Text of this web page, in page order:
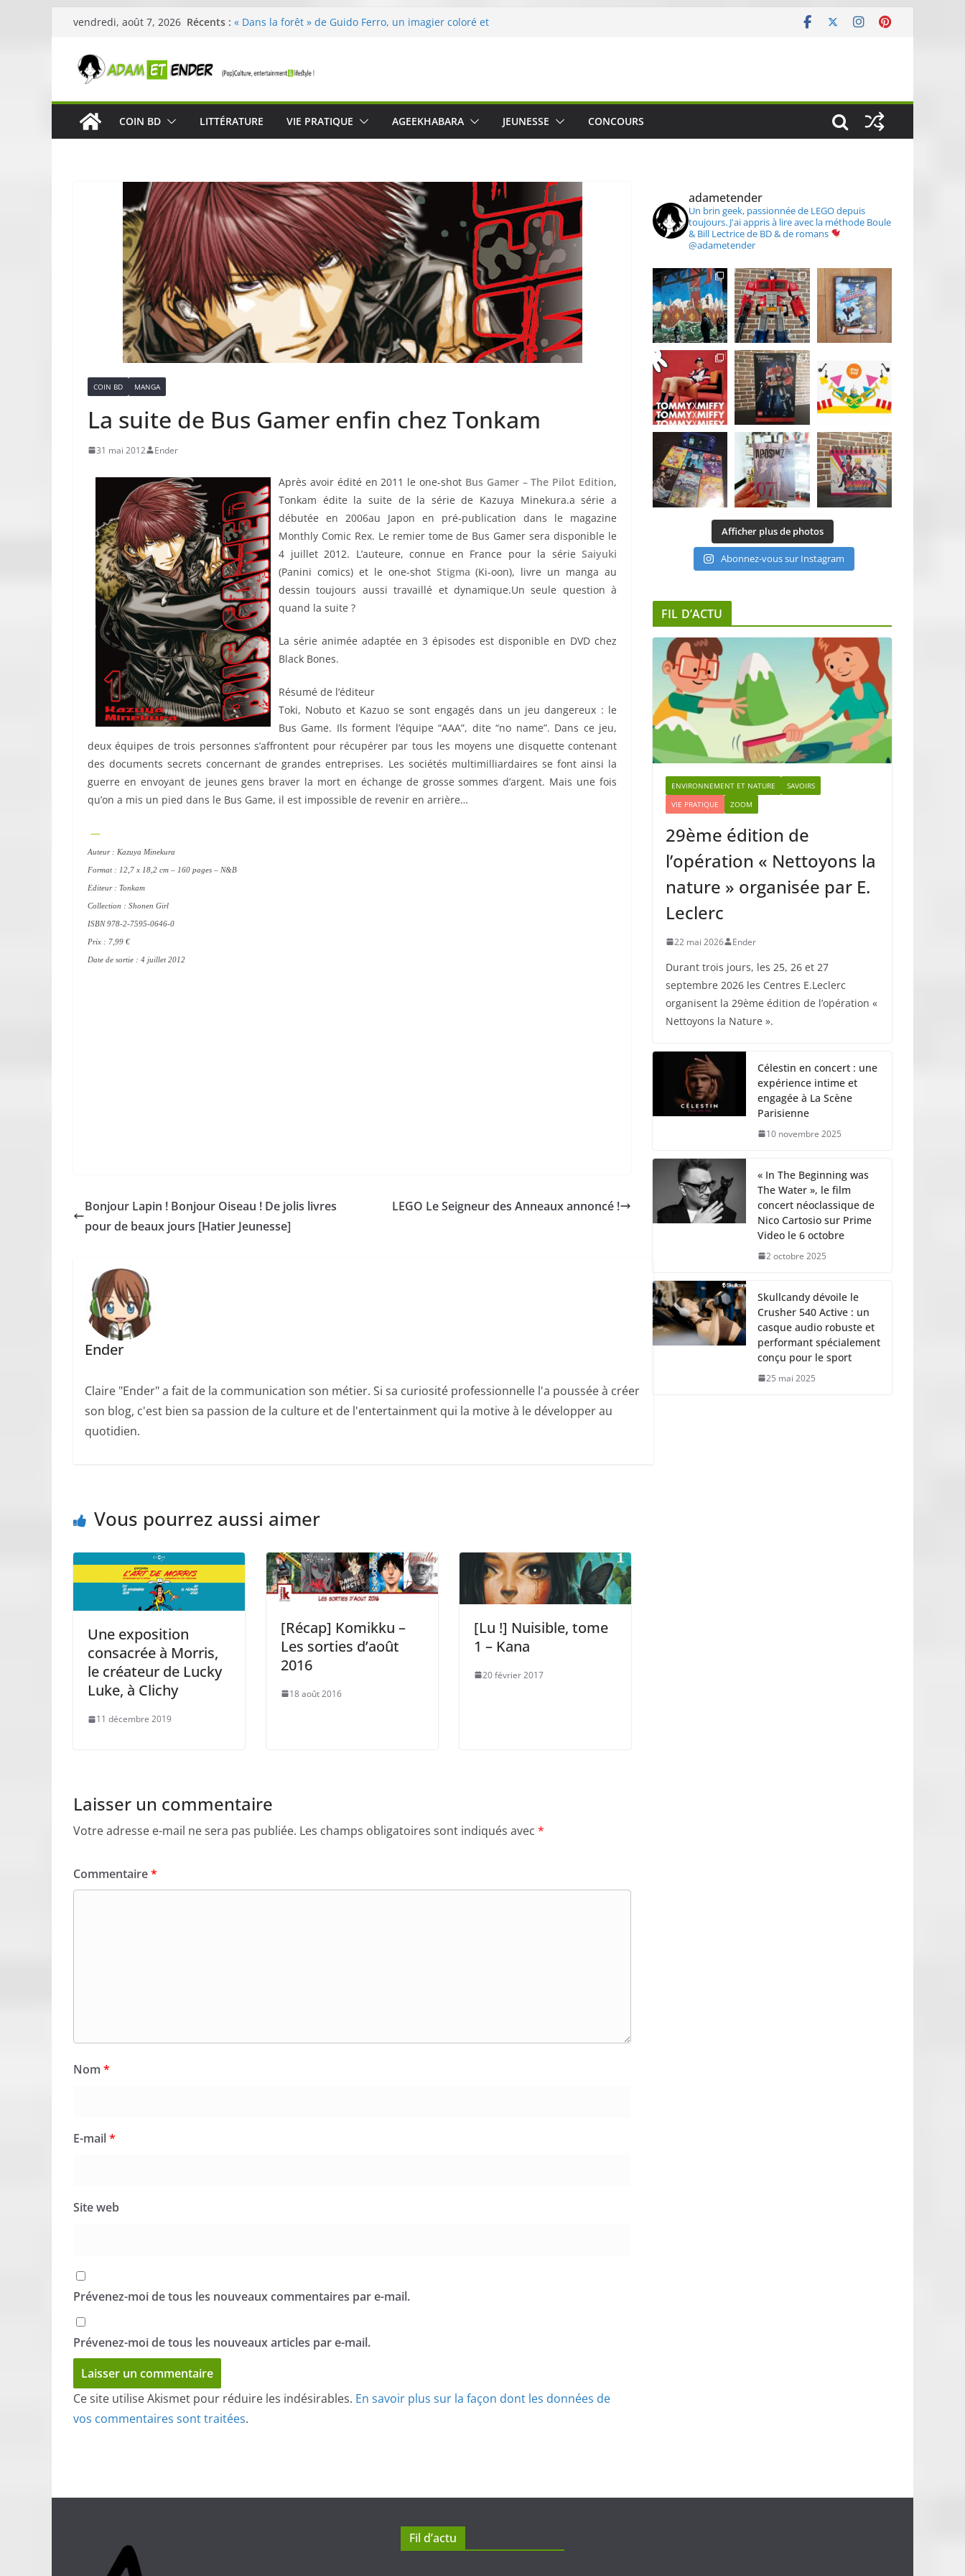
Passer
contenu
vendredi, août 7, 2026 Récents : « Dans la forêt » de Guido Ferro, un imagier coloré et
Célestin en concert : une expérience intime et engagée à
« In The Beginning was The Water », le film concert
néoclassique de Nico Cartosio sur Prime Video le 6 octobre
Skullcandy dévoile le Crusher 540 Active : un casque audio
COIN BD LITTÉRATURE VIE PRATIQUE AGEEKHABARA JEUNESSE CONCOURS
COIN BD MANGA
La suite de Bus Gamer enfin chez Tonkam
31 mai 2012 Ender
Après avoir édité en 2011 le one-shot Bus Gamer – The Pilot Edition,
Tonkam édite la suite de la série de Kazuya Minekura.a série a
débutée en 2006au Japon en pré-publication dans le magazine
Monthly Comic Rex. Le remier tome de Bus Gamer sera disponible le
4 juillet 2012. L’auteure, connue en France pour la série Saiyuki
(Panini comics) et le one-shot Stigma (Ki-oon), livre un manga au
dessin toujours aussi travaillé et dynamique.Un seule question à
quand la suite ?
La série animée adaptée en 3 épisodes est disponible en DVD chez
Black Bones.
Résumé de l’éditeur
Toki, Nobuto et Kazuo se sont engagés dans un jeu dangereux : le
Bus Game. Ils forment l’équipe “AAA”, dite “no name”. Dans ce jeu,
deux équipes de trois personnes s’affrontent pour récupérer par tous les moyens une disquette contenant
des documents secrets concernant de grandes entreprises. Les sociétés multimilliardaires se font ainsi la
guerre en envoyant de jeunes gens braver la mort en échange de grosse sommes d’argent. Mais une fois
qu’on a mis un pied dans le Bus Game, il est impossible de revenir en arrière…
—
Auteur : Kazuya Minekura
Format : 12,7 x 18,2 cm – 160 pages – N&B
Editeur : Tonkam
Collection : Shonen Girl
ISBN 978-2-7595-0646-0
Prix : 7,99 €
Date de sortie : 4 juillet 2012
Bonjour Lapin ! Bonjour Oiseau ! De jolis livres
pour de beaux jours [Hatier Jeunesse]
LEGO Le Seigneur des Anneaux annoncé !
Ender
Claire "Ender" a fait de la communication son métier. Si sa curiosité professionnelle l'a poussée à créer
son blog, c'est bien sa passion de la culture et de l'entertainment qui la motive à le développer au
quotidien.
Vous pourrez aussi aimer
Une exposition
consacrée à Morris,
le créateur de Lucky
Luke, à Clichy
11 décembre 2019
[Récap] Komikku –
Les sorties d’août
2016
18 août 2016
[Lu !] Nuisible, tome
1 – Kana
20 février 2017
Laisser un commentaire
Votre adresse e-mail ne sera pas publiée. Les champs obligatoires sont indiqués avec *
Commentaire*
Nom *
E-mail*
Site web
Prévenez-moi de tous les nouveaux commentaires par e-mail.
Prévenez-moi de tous les nouveaux articles par e-mail.
Ce site utilise Akismet pour réduire les indésirables. En savoir plus sur la façon dont les données de
vos commentaires sont traitées.
adametender
Un brin geek, passionnée de LEGO depuis
toujours. J'ai appris à lire avec la méthode Boule
& Bill Lectrice de BD & de romans
@adametender
Afficher plus de photos
Abonnez-vous sur Instagram
FIL D’ACTU
ENVIRONNEMENT ET NATURE
SAVOIRS
VIE PRATIQUE
ZOOM
29ème édition de
l’opération « Nettoyons la
nature » organisée par E.
Leclerc
22 mai 2026 Ender
Durant trois jours, les 25, 26 et 27
septembre 2026 les Centres E.Leclerc
organisent la 29ème édition de l’opération «
Nettoyons la Nature ».
Célestin en concert : une
expérience intime et
engagée à La Scène
Parisienne
10 novembre 2025
« In The Beginning was
The Water », le film
concert néoclassique de
Nico Cartosio sur Prime
Video le 6 octobre
2 octobre 2025
Skullcandy dévoile le
Crusher 540 Active : un
casque audio robuste et
performant spécialement
conçu pour le sport
25 mai 2025
Fil d’actu